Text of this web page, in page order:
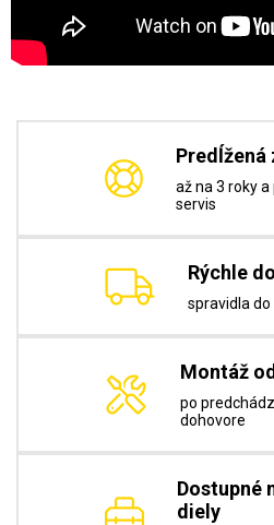
Predĺžená
až na 3 roky
servis
Rýchle
spravidla do
Montáž
po
dohovore
Dostupné
diely